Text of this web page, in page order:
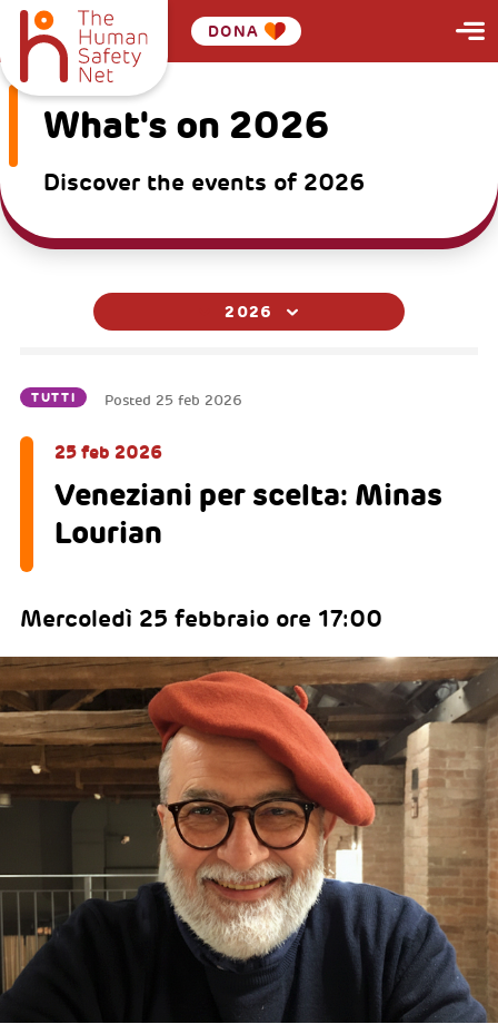
DONA
What's on 2026
Discover the events of 2026
2026
TUTTI Posted 25 feb 2026
25 feb 2026
Veneziani per scelta: Minas
Lourian
Mercoledì 25 febbraio ore 17:00